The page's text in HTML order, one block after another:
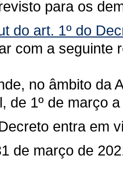
para os
do art. 1º do
com a seguinte
no âmbito da
de 1º de março
entra em
de março de